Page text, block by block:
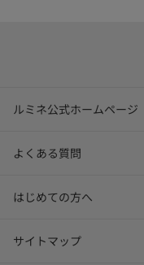
ルミネ公式ホームページ
よくある質問
はじめての方へ
サイトマップ